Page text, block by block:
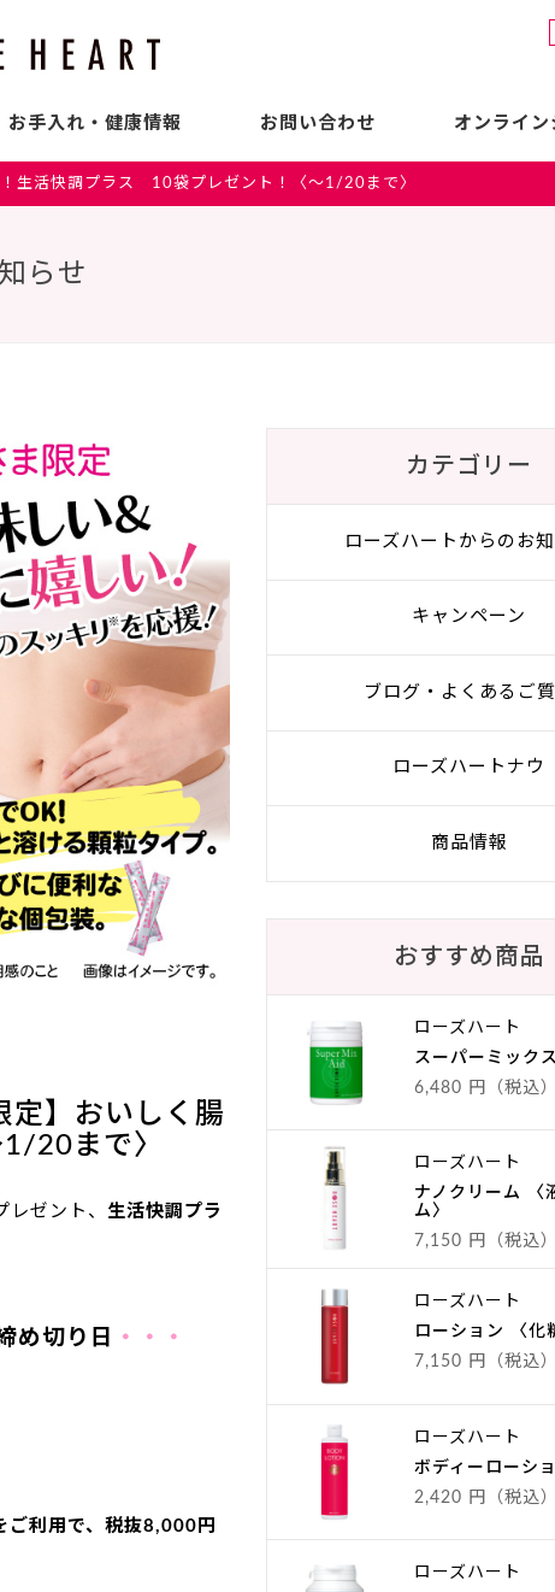
お手入れ・健康情報 お問い合わせ オンライン
生活快調プラス 10袋プレゼント！〈～1/20まで〉
らせ
定】おいしく腸
20まで〉
レゼント、 生活快調プラ
め切り日 ・・・
ご利用で、税抜8,000円
カテゴリー
ローズハートからのお
キャンペーン
ブログ・よくあるご
ローズハートナウ
商品情報
おすすめ商品
ローズハート
スーパーミック
6,480 円（税込）
ローズハート
ナノクリーム 〈
ム〉
7,150 円（税込）
ローズハート
ローション 〈化
7,150 円（税込）
ローズハート
ボディーローシ
2,420 円（税込）
ローズハート